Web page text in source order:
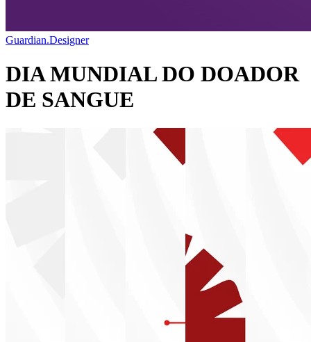
Guardian.Designer
DIA MUNDIAL DO DOADOR
DE SANGUE